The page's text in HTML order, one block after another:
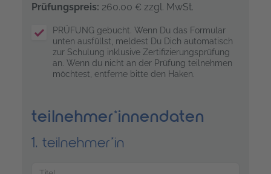
Prüfungspreis: 260.00 € zzgl. MwSt.
PRÜFUNG gebucht. Wenn Du das Formular
unten ausfüllst, meldest Du Dich automatisch
zur Schulung inklusive Zertifizierungsprüfung
an. Wenn du nicht an der Prüfung teilnehmen
möchtest, entferne bitte den Haken.
teilnehmer*innendaten
1. teilnehmer*in